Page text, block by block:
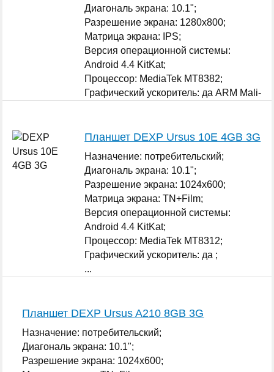
Диагональ экрана: 10.1";
Разрешение экрана: 1280x800;
Матрица экрана: IPS;
Версия операционной системы:
Android 4.4 KitKat;
Процессор: MediaTek MT8382;
Графический ускоритель: да ARM Mali-
Планшет DEXP Ursus 10E 4GB 3G
Назначение: потребительский;
Диагональ экрана: 10.1";
Разрешение экрана: 1024x600;
Матрица экрана: TN+Film;
Версия операционной системы:
Android 4.4 KitKat;
Процессор: MediaTek MT8312;
Графический ускоритель: да ;
...
Планшет DEXP Ursus A210 8GB 3G
Назначение: потребительский;
Диагональ экрана: 10.1";
Разрешение экрана: 1024x600;